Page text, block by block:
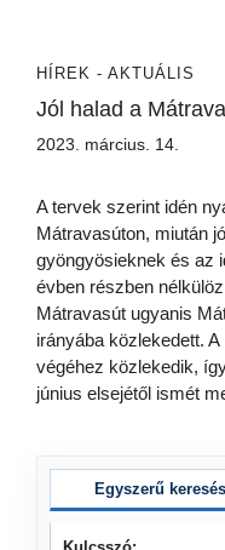
HÍREK - AKTUÁLIS
Jól halad a
2023. március. 14.
A tervek szerint idén
Mátravasúton, miután
gyöngyösieknek és az
évben részben
Mátravasút ugyanis
irányába közlekedett.
végéhez közlekedik,
június elsejétől ismét
Egyszerű keresés